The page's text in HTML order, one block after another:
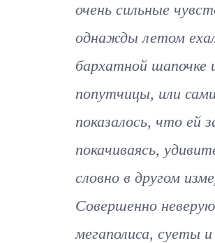
очень сильные
однажды летом
бархатной шапочке
попутчицы, или
показалось, что ей
покачиваясь,
словно в другом
Совершенно
мегаполиса, суеты